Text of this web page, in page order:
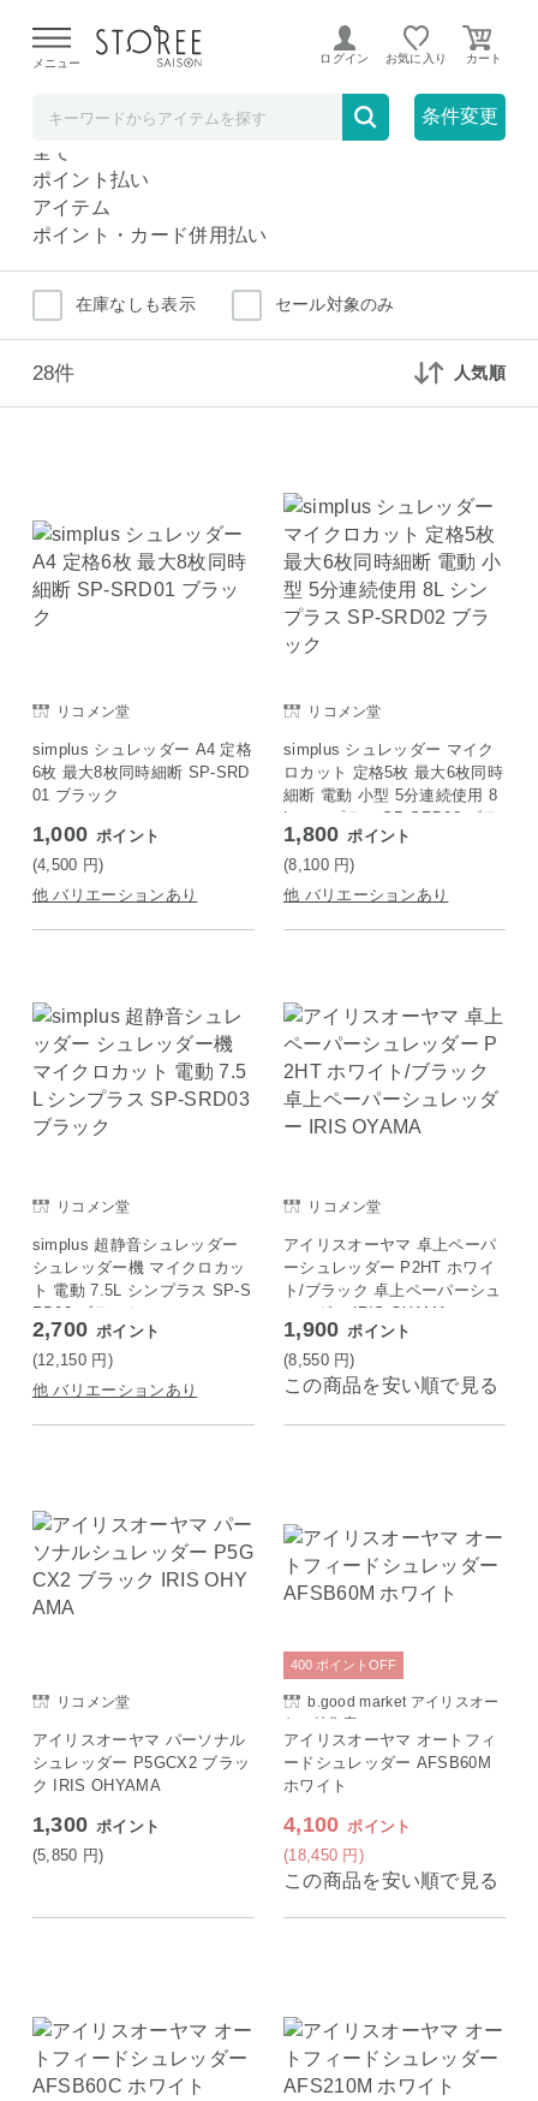
よる配送遅延が発生しております。
メニュー ログイン お気に入り
条件変更
シュレッダー
シュレッダー
全て
ポイント払い
アイテム
ポイント・カード併用払い
在庫なしも表示 セール対象のみ
28件 人気順
リコメン堂
simplus シュレッダー A4 定格
6枚 最大8枚同時細断 SP-SRD
01 ブラック
1,000 ポイント
(4,500 円)
他 バリエーションあり
リコメン堂
simplus シュレッダー マイク
ロカット 定格5枚 最大6枚同時
細断 電動 小型 5分連続使用 8
L シンプラス SP-SRD02 ブラ
ック
1,800 ポイント
(8,100 円)
他 バリエーションあり
リコメン堂
simplus 超静音シュレッダー
シュレッダー機 マイクロカッ
ト 電動 7.5L シンプラス SP-S
RD03 ブラック
2,700 ポイント
(12,150 円)
他 バリエーションあり
リコメン堂
アイリスオーヤマ 卓上ペーパ
ーシュレッダー P2HT ホワイ
ト/ブラック 卓上ペーパーシュ
レッダー IRIS OYAMA
1,900 ポイント
(8,550 円)
この商品を安い順で見る
リコメン堂
アイリスオーヤマ パーソナル
シュレッダー P5GCX2 ブラッ
ク IRIS OHYAMA
1,300 ポイント
(5,850 円)
b.good market アイリスオー
ヤマ特集店
アイリスオーヤマ オートフィ
ードシュレッダー AFSB60M
ホワイト
4,100 ポイント
(18,450 円)
400 ポイント OFF
この商品を安い順で見る